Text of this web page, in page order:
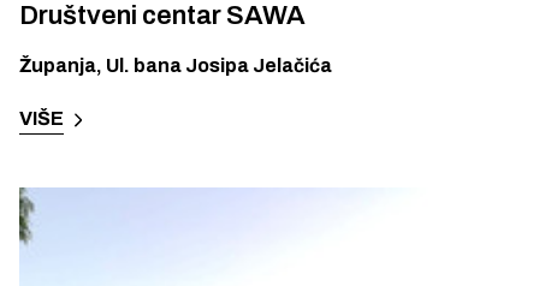
Društveni centar SAWA
Županja, Ul. bana Josipa Jelačića
VIŠE